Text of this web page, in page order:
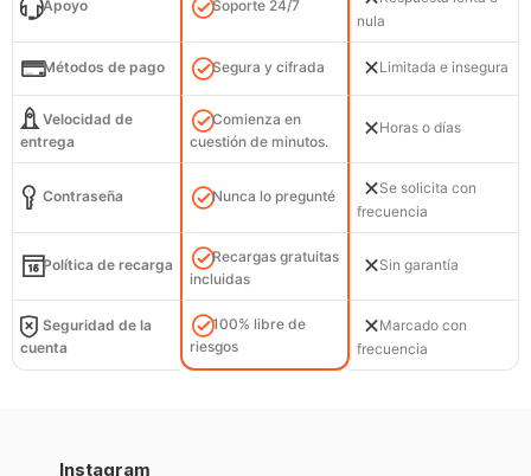
Apoyo Soporte 24/7
nula
Métodos de pago Segura y cifrada Limitada e insegura
Velocidad de
entrega
Comienza en
cuestión de minutos.
Horas o días
Contraseña Nunca lo pregunté
Se solicita con
frecuencia
Política de recarga
Recargas gratuitas
incluidas
Sin garantía
Seguridad de la
cuenta
100% libre de
riesgos
Marcado con
frecuencia
Instagram